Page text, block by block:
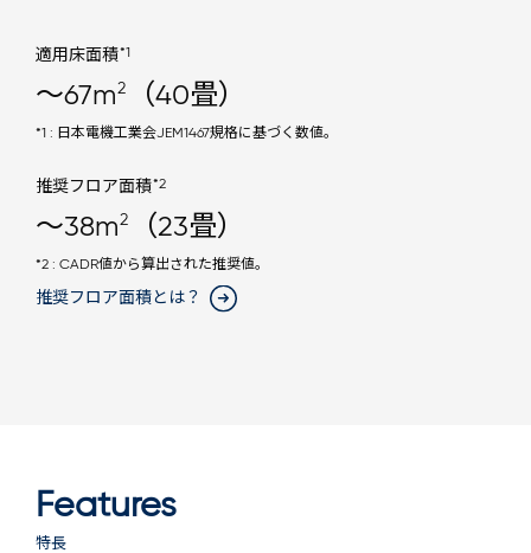
適用床面積*1
～67m2 （40畳）
*1 : 日本電機工業会JEM1467規格に基づく数値。
推奨フロア面積*2
～38m2 （23畳）
*2 : CADR値から算出された推奨値。
推奨フロア面積とは？
Features
特長